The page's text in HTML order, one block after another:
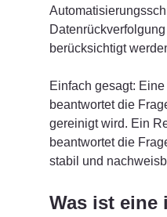
berücksichtigt
Einfach gesagt:
beantwortet die
gereinigt wird. Ein
beantwortet die
stabil und
Was ist eine